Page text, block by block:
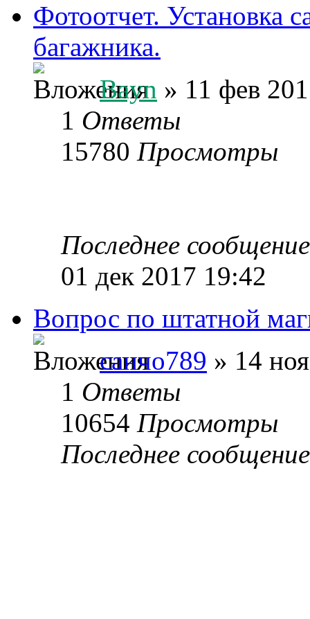
Фотоотчет. Установка
багажника.
Bayn » 11 фев
1 Ответы
15780 Просмотры
Последнее
01 дек 2017 19:42
Вопрос по штатной
санчо789 » 14
1 Ответы
10654 Просмотры
Последнее сообщение